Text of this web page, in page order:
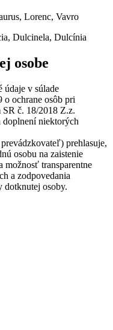
Lorenc, Vavro
Dulcinela, Dulcínia
osobe
údaje v súlade
o ochrane osôb pri
SR č. 18/2018 Z.z.
doplnení niektorých
prehlasuje,
osobu na zaistenie
možnosť transparentne
a zodpovedania
dotknutej osoby.